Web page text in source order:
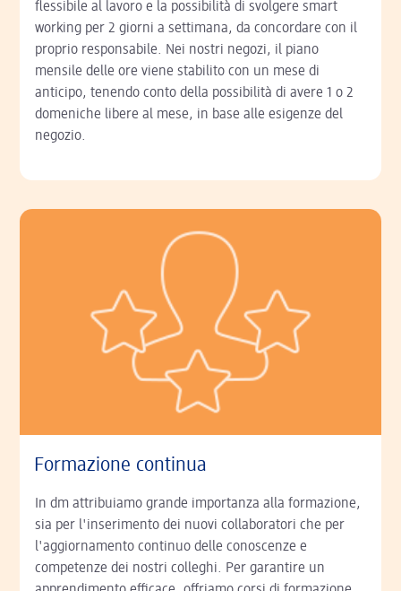
flessibile al lavoro e la possibilità di svolgere smart
working per 2 giorni a settimana, da concordare con il
proprio responsabile. Nei nostri negozi, il piano
mensile delle ore viene stabilito con un mese di
anticipo, tenendo conto della possibilità di avere 1 o 2
domeniche libere al mese, in base alle esigenze del
negozio.
Formazione continua
In dm attribuiamo grande importanza alla formazione,
sia per l'inserimento dei nuovi collaboratori che per
l'aggiornamento continuo delle conoscenze e
competenze dei nostri colleghi. Per garantire un